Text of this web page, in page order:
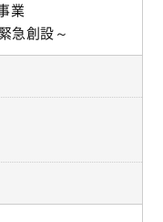
業
急創設～